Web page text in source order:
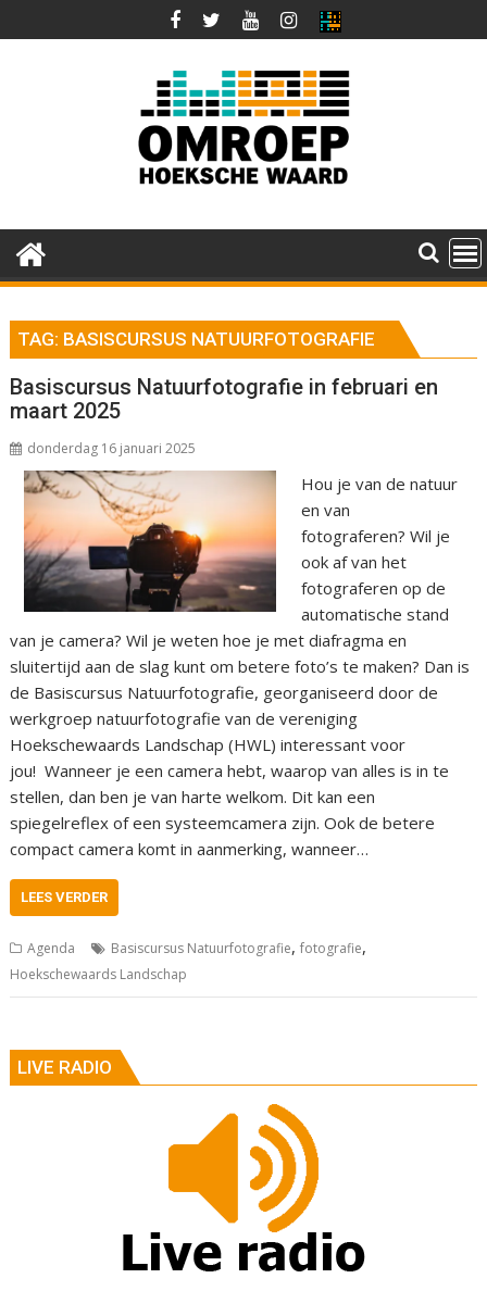
naar
TAG: BASISCURSUS NATUURFOTOGRAFIE
Basiscursus Natuurfotografie in februari en
maart 2025
donderdag 16 januari 2025
Hou je van de natuur
en van
fotograferen? Wil je
ook af van het
fotograferen op de
automatische stand
van je camera? Wil je weten hoe je met diafragma en
sluitertijd aan de slag kunt om betere foto’s te maken? Dan is
de Basiscursus Natuurfotografie, georganiseerd door de
werkgroep natuurfotografie van de vereniging
Hoekschewaards Landschap (HWL) interessant voor
jou! Wanneer je een camera hebt, waarop van alles is in te
stellen, dan ben je van harte welkom. Dit kan een
spiegelreflex of een systeemcamera zijn. Ook de betere
compact camera komt in aanmerking, wanneer…
LEES VERDER
Agenda Basiscursus Natuurfotografie,fotografie,
Hoekschewaards Landschap
LIVE RADIO